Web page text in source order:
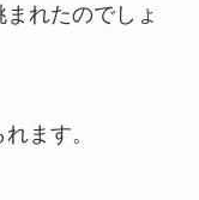
れたのでしょ
ます。